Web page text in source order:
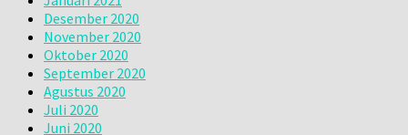
Desember 2020
November 2020
Oktober 2020
September 2020
Agustus 2020
Juli 2020
Juni 2020